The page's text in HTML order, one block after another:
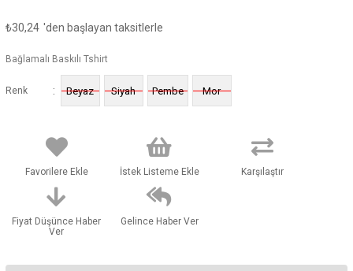
₺30,24 'den başlayan taksitlerle
Bağlamalı Baskılı Tshirt
Renk : Beyaz Siyah Pembe Mor
Favorilere Ekle İstek Listeme Ekle Karşılaştır
Fiyat Düşünce Haber
Ver
Gelince Haber Ver